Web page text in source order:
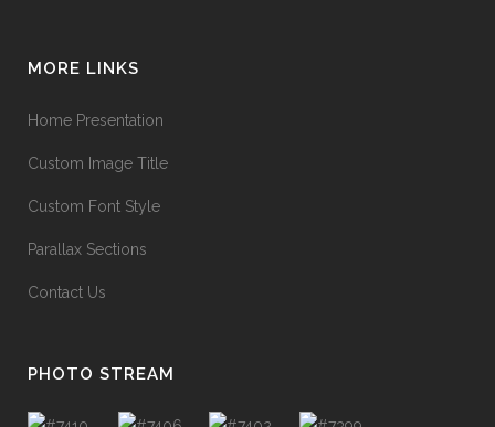
MORE LINKS
Home Presentation
Custom Image Title
Custom Font Style
Parallax Sections
Contact Us
PHOTO STREAM